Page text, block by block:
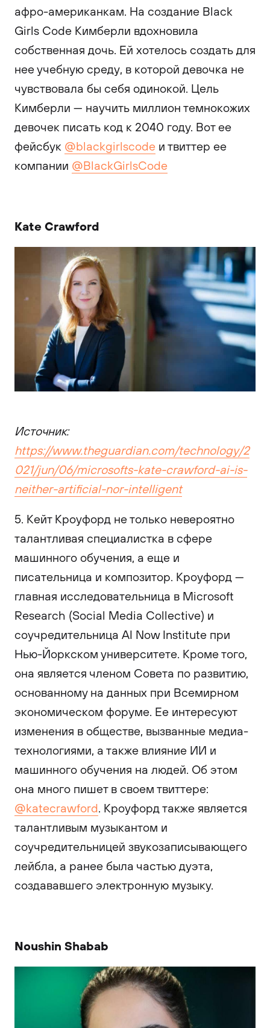
афро-американкам. На создание Black
Girls Code Кимберли вдохновила
собственная дочь. Ей хотелось создать для
нее учебную среду, в которой девочка не
чувствовала бы себя одинокой. Цель
Кимберли — научить миллион темнокожих
девочек писать код к 2040 году. Вот ее
фейсбук @blackgirlscode и твиттер ее
компании @BlackGirlsCode
Kate Crawford
Источник:
https://www.theguardian.com/technology/2
021/jun/06/microsofts-kate-crawford-ai-is-
neither-artificial-nor-intelligent
5. Кейт Кроуфорд не только невероятно
талантливая специалистка в сфере
машинного обучения, а еще и
писательница и композитор. Кроуфорд —
главная исследовательница в Microsoft
Research (Social Media Collective) и
соучредительница AI Now Institute при
Нью-Йоркском университете. Кроме того,
она является членом Совета по развитию,
основанному на данных при Всемирном
экономическом форуме. Ее интересуют
изменения в обществе, вызванные медиа-
технологиями, а также влияние ИИ и
машинного обучения на людей. Об этом
она много пишет в своем твиттере:
@katecrawford. Кроуфорд также является
талантливым музыкантом и
соучредительницей звукозаписывающего
лейбла, а ранее была частью дуэта,
создававшего электронную музыку.
Noushin Shabab